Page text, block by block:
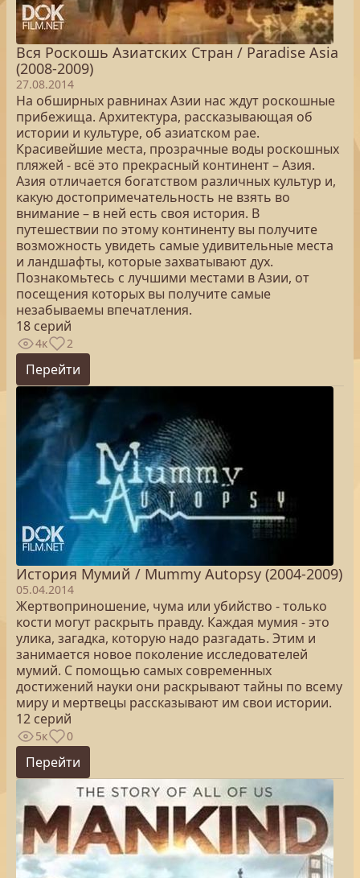
Вся Роскошь Азиатских Стран / Paradise Asia
(2008-2009)
27.08.2014
На обширных равнинах Азии нас ждут роскошные
прибежища. Архитектура, рассказывающая об
истории и культуре, об азиатском рае.
Красивейшие места, прозрачные воды роскошных
пляжей - всё это прекрасный континент – Азия.
Азия отличается богатством различных культур и,
какую достопримечательность не взять во
внимание – в ней есть своя история. В
путешествии по этому континенту вы получите
возможность увидеть самые удивительные места
и ландшафты, которые захватывают дух.
Познакомьтесь с лучшими местами в Азии, от
посещения которых вы получите самые
незабываемы впечатления.
18 серий
4к 2
Перейти
История Мумий / Mummy Autopsy (2004-2009)
05.04.2014
Жертвоприношение, чума или убийство - только
кости могут раскрыть правду. Каждая мумия - это
улика, загадка, которую надо разгадать. Этим и
занимается новое поколение исследователей
мумий. С помощью самых современных
достижений науки они раскрывают тайны по всему
миру и мертвецы рассказывают им свои истории.
12 серий
5к 0
Перейти